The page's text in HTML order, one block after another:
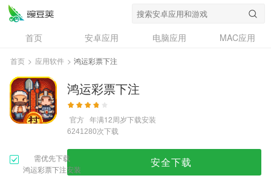
首页 安卓应用 电脑应用
MAC应用
资讯
专题
问答
首页 > 应用软件 > 鸿运彩票下注
鸿运彩票下注
官方 年满12周岁下载安装
6241280次下载
需优先下载
鸿运彩票下注安装
安全下载